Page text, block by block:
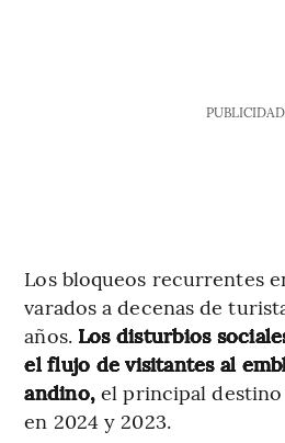
PUBLICIDAD
Los bloqueos recurrentes
varados a decenas de
años. Los disturbios
el flujo de visitantes al
andino, el principal
en 2024 y 2023.